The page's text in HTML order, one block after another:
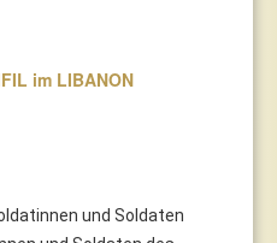
im LIBANON
und Soldaten